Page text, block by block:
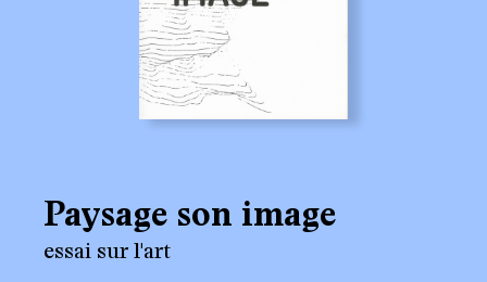
Paysage son image
essai sur l'art